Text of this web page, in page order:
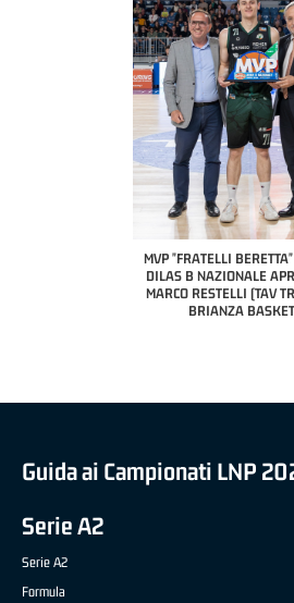
MVP "FRATELLI
DILAS B NAZIONALE
MARCO RESTELLI (TAV
BRIANZA
Guida ai Campionati LNP
Serie A2
Serie A2
Formula